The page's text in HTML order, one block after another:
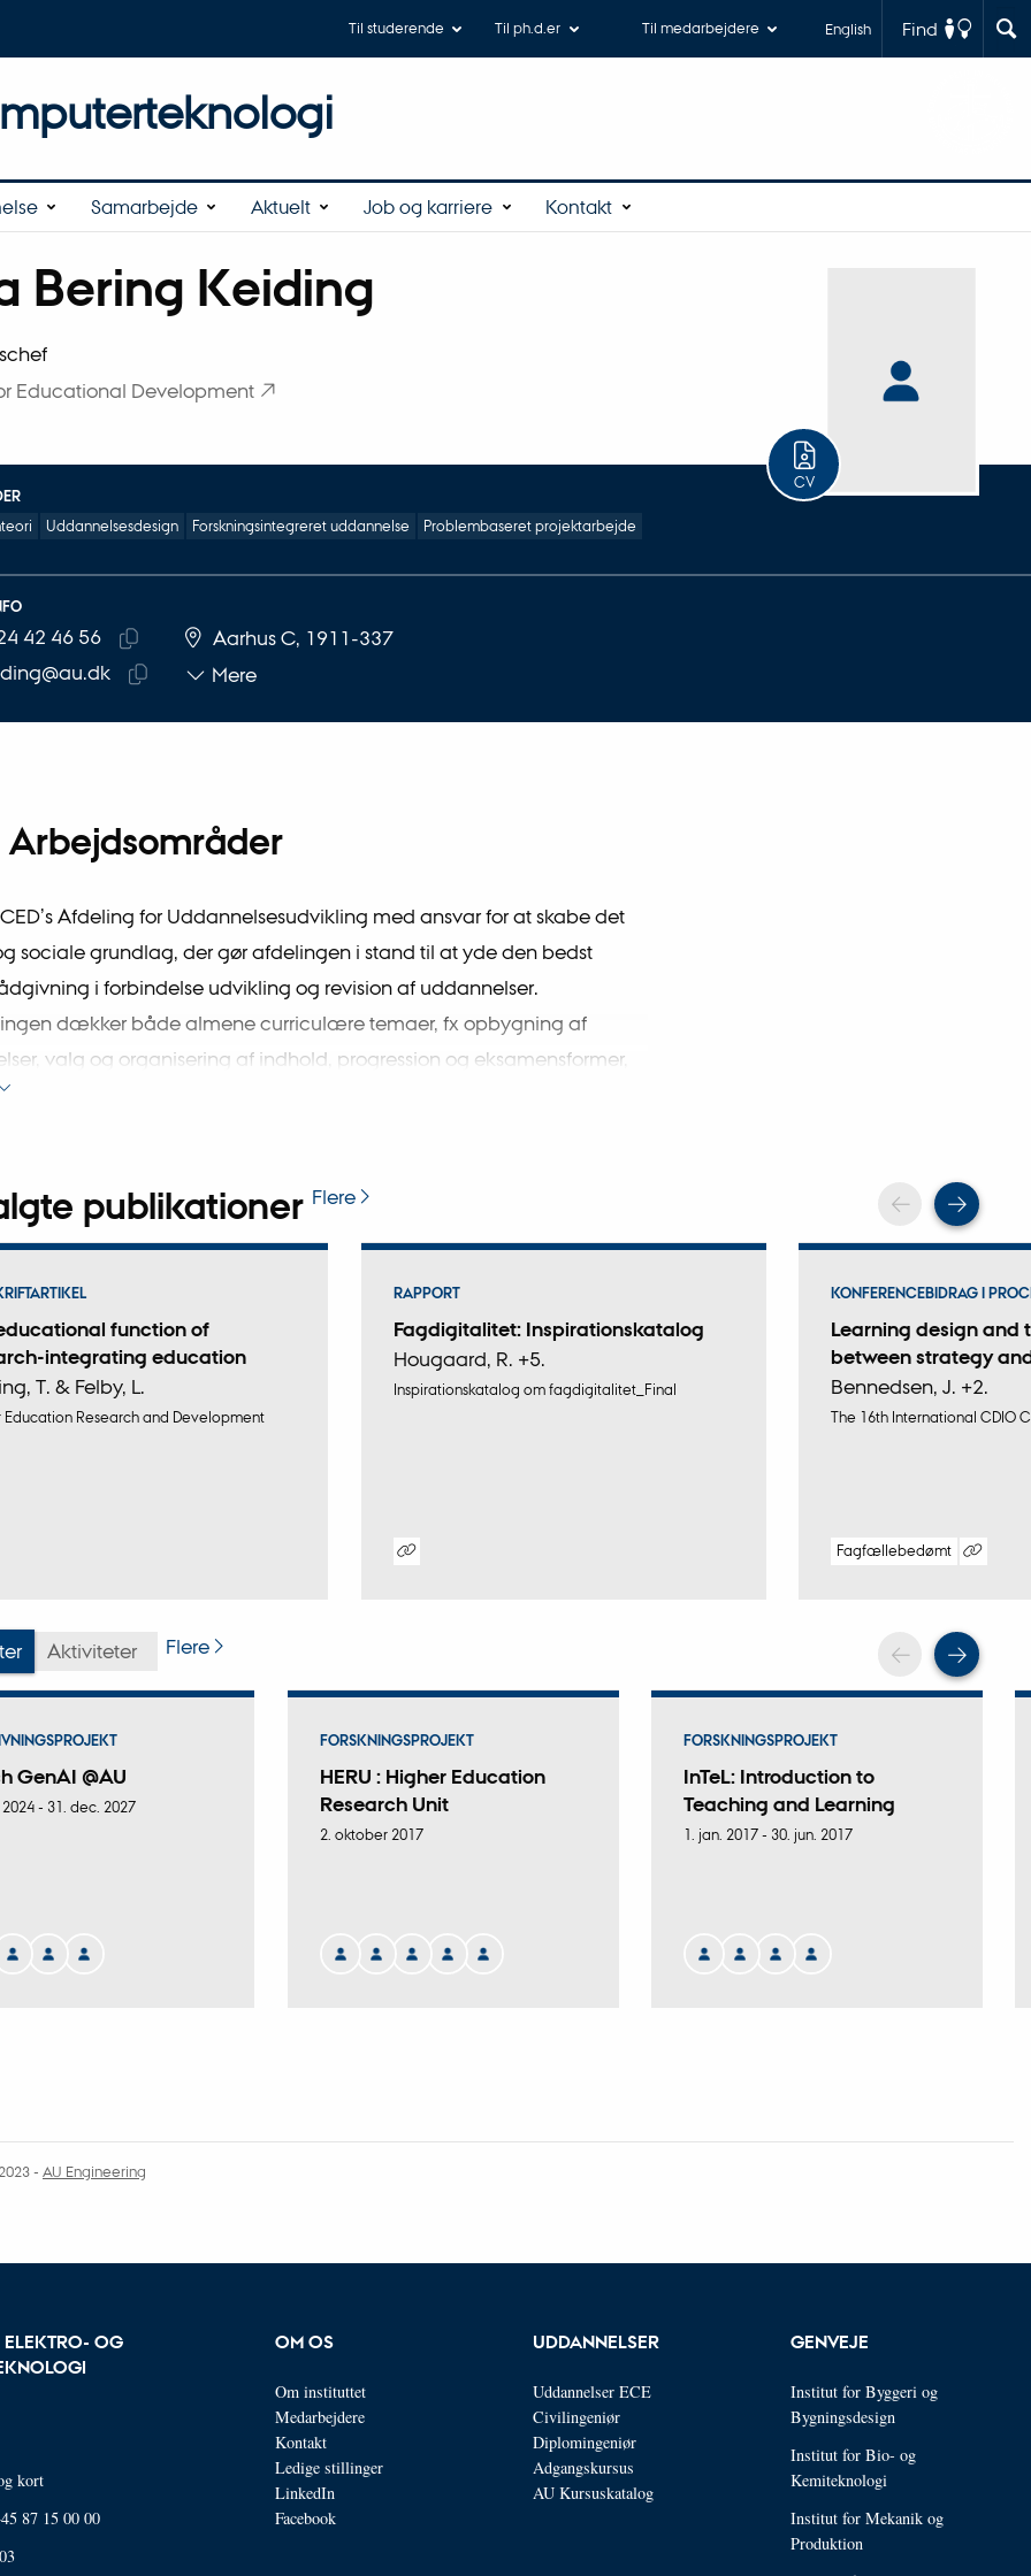
Find
English
Til studerende Til ph.d.er Til medarbejdere
Samarbejde Aktuelt Job og karriere Kontakt
Bering Keiding
Educational Development
CV
Uddannelsesdesign Forskningsintegreret uddannelse Problembaseret projektarbejde
42 46 56
Kopier
Mere
Aarhus C, 1911-337
Arbejdsområder
Afdeling for Uddannelsesudvikling med ansvar for at skabe det
sociale grundlag, der gør afdelingen i stand til at yde den bedst
i forbindelse udvikling og revision af uddannelser.
dækker både almene curriculære temaer, fx opbygning af
valg og organisering af indhold, progression og eksamensformer,
knyttet til særlige indsatsområder såsom førsteår, karrierelæring,
publikationer Flere Scroll
function of
integrating education
T. & Felby, L.
Education Research and Development
Fagdigitalitet: Inspirationskatalog
Hougaard, R. +5.
RAPPORT
Inspirationskatalog om fagdigitalitet_Final
Learning design and
between strategy
Bennedsen, J. +2.
KONFERENCEBIDRAG I
The 16th International CDIO
Fagfællebedømt
Aktiviteter Flere Scroll
GenAI @AU
- 31. dec. 2027
HERU : Higher Education
Research Unit
FORSKNINGSPROJEKT
2. oktober 2017
InTeL: Introduction to
Teaching and Learning
FORSKNINGSPROJEKT
1. jan. 2017 - 30. jun. 2017
- AU Engineering
ELEKTRO- OG
kort
87 15 00 00
OM OS
Om instituttet
Medarbejdere
Kontakt
Ledige stillinger
LinkedIn
Facebook
UDDANNELSER
Uddannelser ECE
Civilingeniør
Diplomingeniør
Adgangskursus
AU Kursuskatalog
GENVEJE
Institut for Byggeri og
Bygningsdesign
Institut for Bio- og
Kemiteknologi
Institut for Mekanik og
Produktion